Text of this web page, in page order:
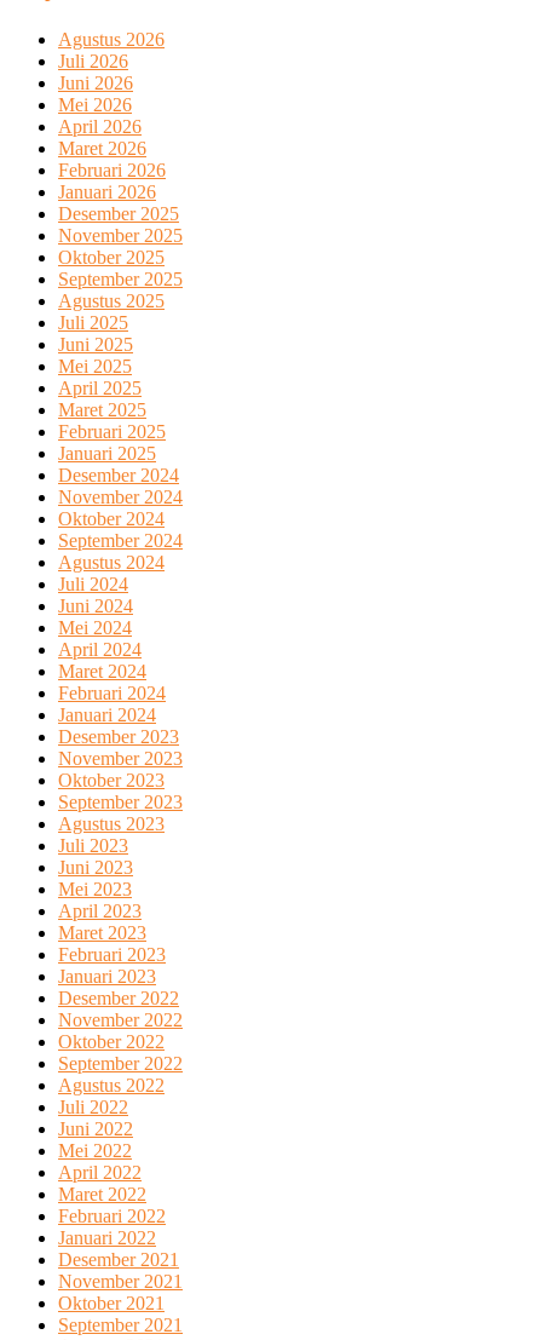
Agustus 2026
Juli 2026
Juni 2026
Mei 2026
April 2026
Maret 2026
Februari 2026
Januari 2026
Desember 2025
November 2025
Oktober 2025
September 2025
Agustus 2025
Juli 2025
Juni 2025
Mei 2025
April 2025
Maret 2025
Februari 2025
Januari 2025
Desember 2024
November 2024
Oktober 2024
September 2024
Agustus 2024
Juli 2024
Juni 2024
Mei 2024
April 2024
Maret 2024
Februari 2024
Januari 2024
Desember 2023
November 2023
Oktober 2023
September 2023
Agustus 2023
Juli 2023
Juni 2023
Mei 2023
April 2023
Maret 2023
Februari 2023
Januari 2023
Desember 2022
November 2022
Oktober 2022
September 2022
Agustus 2022
Juli 2022
Juni 2022
Mei 2022
April 2022
Maret 2022
Februari 2022
Januari 2022
Desember 2021
November 2021
Oktober 2021
September 2021